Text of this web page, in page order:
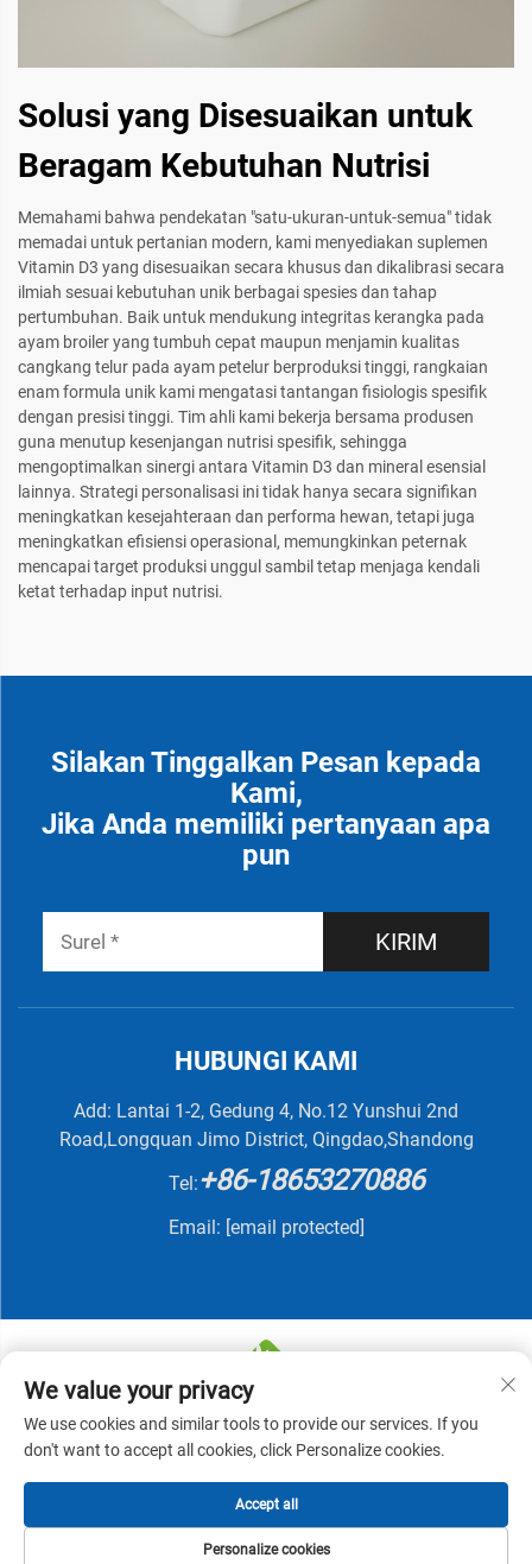
Solusi yang Disesuaikan untuk
Beragam Kebutuhan Nutrisi
Memahami bahwa pendekatan "satu-ukuran-untuk-semua" tidak
memadai untuk pertanian modern, kami menyediakan suplemen
Vitamin D3 yang disesuaikan secara khusus dan dikalibrasi secara
ilmiah sesuai kebutuhan unik berbagai spesies dan tahap
pertumbuhan. Baik untuk mendukung integritas kerangka pada
ayam broiler yang tumbuh cepat maupun menjamin kualitas
cangkang telur pada ayam petelur berproduksi tinggi, rangkaian
enam formula unik kami mengatasi tantangan fisiologis spesifik
dengan presisi tinggi. Tim ahli kami bekerja bersama produsen
guna menutup kesenjangan nutrisi spesifik, sehingga
mengoptimalkan sinergi antara Vitamin D3 dan mineral esensial
lainnya. Strategi personalisasi ini tidak hanya secara signifikan
meningkatkan kesejahteraan dan performa hewan, tetapi juga
meningkatkan efisiensi operasional, memungkinkan peternak
mencapai target produksi unggul sambil tetap menjaga kendali
ketat terhadap input nutrisi.
Silakan Tinggalkan Pesan kepada
Kami,
Jika Anda memiliki pertanyaan apa
pun
KIRIM
HUBUNGI KAMI
Add: Lantai 1-2, Gedung 4, No.12 Yunshui 2nd
Road,Longquan Jimo District, Qingdao,Shandong
Tel:+86-18653270886
Email: [email protected]
Hak Cipta © 2025 oleh QINGDAO NUTRIVIT BIOTECH
CO., LTD - Kebijakan Privasi
We value your privacy
We use cookies and similar tools to provide our services. If you
don't want to accept all cookies, click Personalize cookies.
Personalize cookies
Accept all